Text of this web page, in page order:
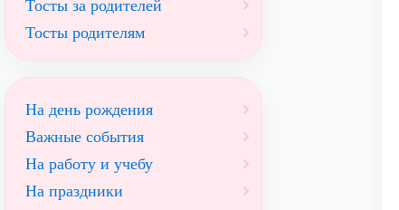
Тосты за родителей
Тосты родителям
На день рождения
Важные события
На работу и учебу
На праздники